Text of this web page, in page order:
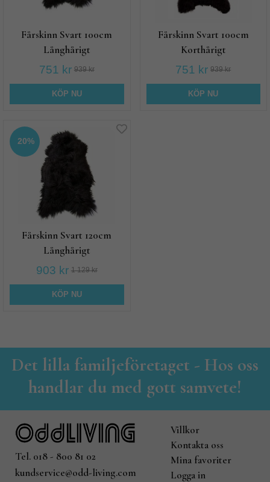
Fårskinn Svart 100cm
Långhårigt
751 kr 939 kr
KÖP NU
Fårskinn Svart 100cm
Korthårigt
751 kr 939 kr
KÖP NU
20%
Fårskinn Svart 120cm
Långhårigt
903 kr 1 129 kr
KÖP NU
Det lilla familjeföretaget - Hos oss
handlar du med gott samvete!
Tel. 018 - 800 81 02
kundservice@odd-living.com
Villkor
Kontakta oss
Mina favoriter
Logga in